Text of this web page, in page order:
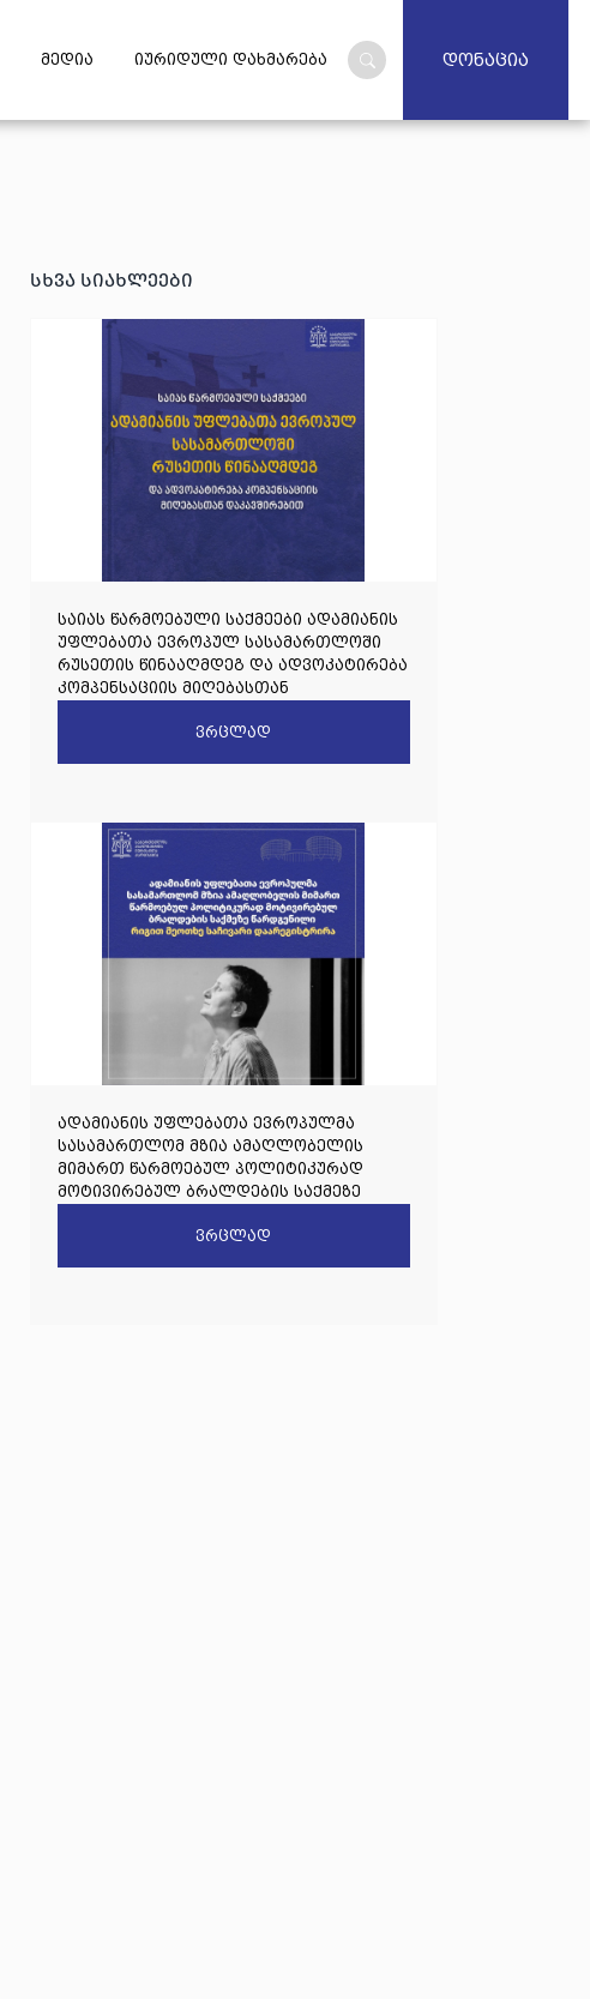
მედია იურიდული დახმარება დონაცია
სხვა სიახლეები
საიას წარმოებული საქმეები ადამიანის
უფლებათა ევროპულ სასამართლოში
რუსეთის წინააღმდეგ და ადვოკატირება
კომპენსაციის მიღებასთან
ვრცლად
ადამიანის უფლებათა ევროპულმა
სასამართლომ მზია ამაღლობელის
მიმართ წარმოებულ პოლიტიკურად
მოტივირებულ ბრალდების საქმეზე
დაარეგისტრირავრცლად